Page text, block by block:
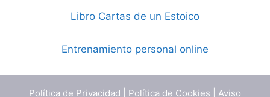
Libro Cartas de un Estoico
Entrenamiento personal online
Política de Privacidad Política de Cookies Aviso